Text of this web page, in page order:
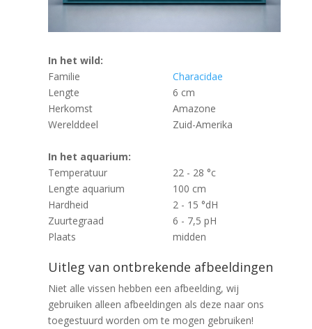
In het wild:
Familie
Characidae
Lengte
6 cm
Herkomst
Amazone
Werelddeel
Zuid-Amerika
In het aquarium:
Temperatuur
22 - 28 °c
Lengte aquarium
100 cm
Hardheid
2 - 15 °dH
Zuurtegraad
6 - 7,5 pH
Plaats
midden
Uitleg van ontbrekende afbeeldingen
Niet alle vissen hebben een afbeelding, wij
gebruiken alleen afbeeldingen als deze naar ons
toegestuurd worden om te mogen gebruiken!